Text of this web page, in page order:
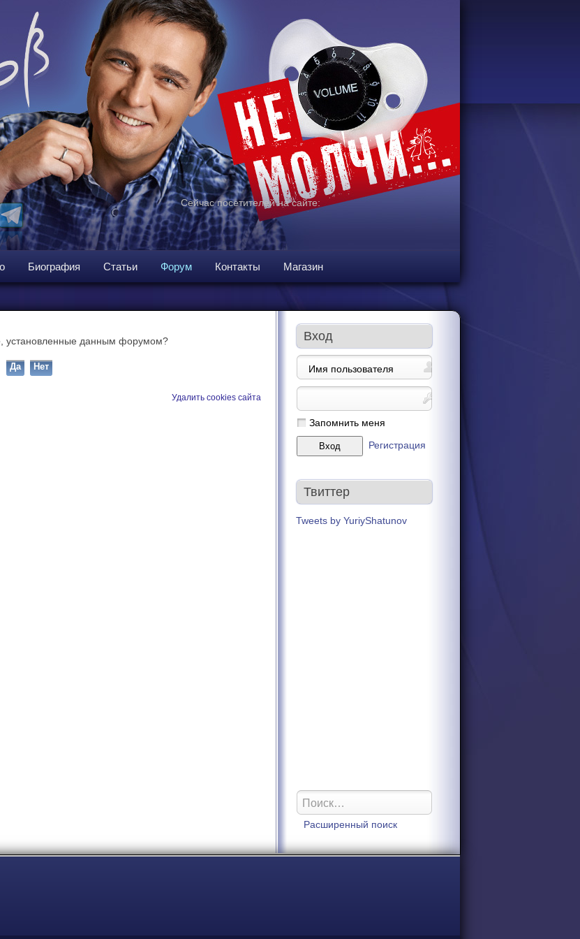
Сейчас посетителей на сайте:
Биография Статьи Форум Контакты Магазин
установленные данным форумом?
Удалить cookies сайта
Вход
Запомнить меня
Регистрация
Твиттер
Tweets by YuriyShatunov
Расширенный поиск